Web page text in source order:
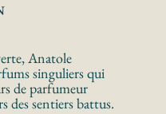
Anatole
singuliers qui
de parfumeur
des sentiers battus.